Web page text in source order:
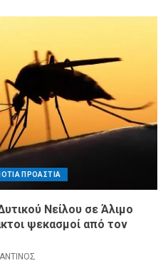
ΠΡΟΑΣΤΙΑ
Νείλου σε Άλιμο
ψεκασμοί από τον